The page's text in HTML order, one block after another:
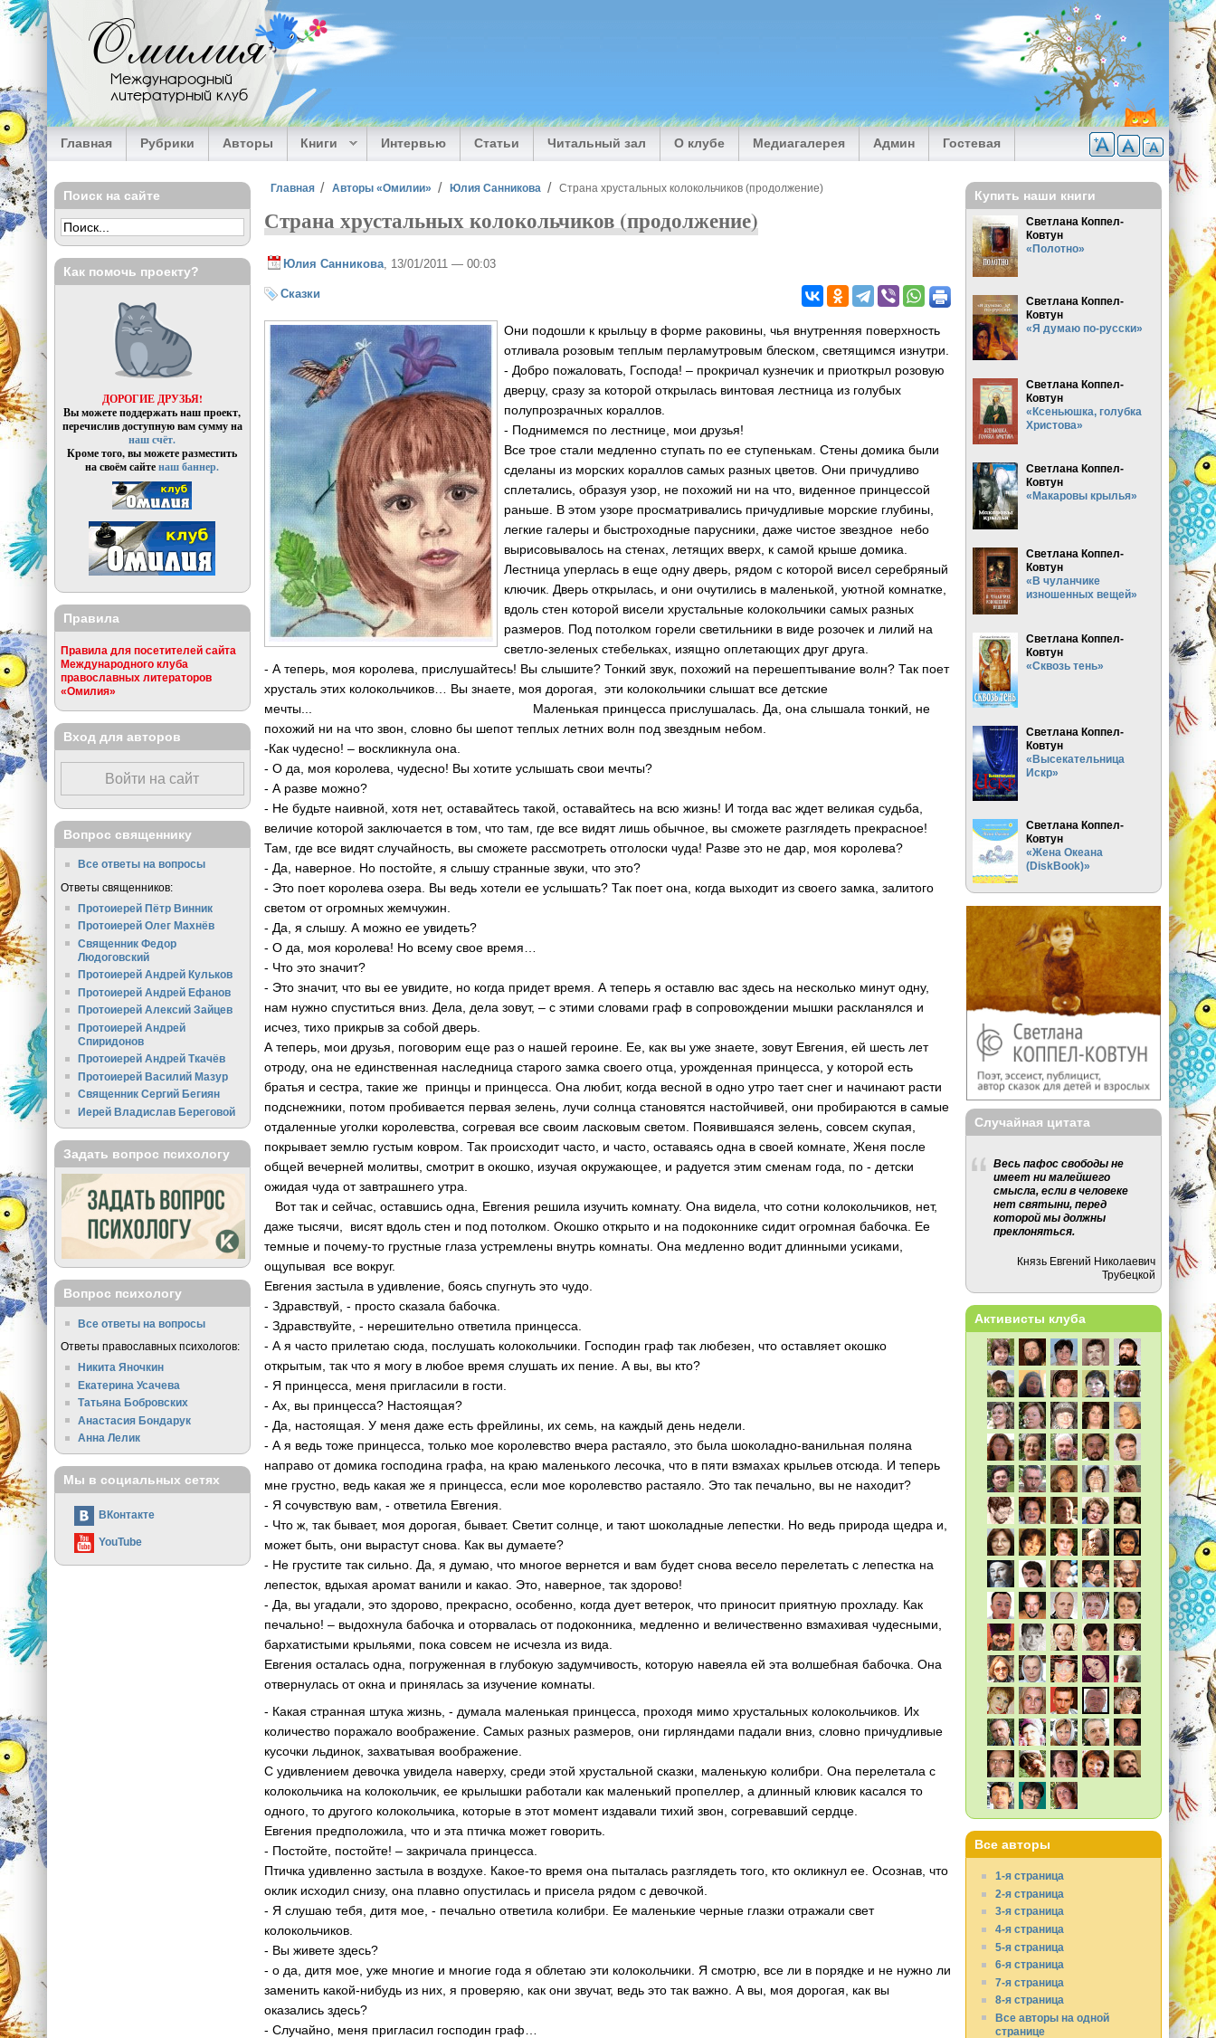
Перейти к основному содержанию
Омилия
Международный
литературный клуб
Главная Рубрики Авторы Книги Интервью Статьи Читальный зал О клубе Медиагалерея Админ Гостевая
Вы здесь
Главная Авторы «Омилии» Юлия Санникова Страна хрустальных колокольчиков (продолжение)
Страна хрустальных колокольчиков (продолжение)
Юлия Санникова , 13/01/2011 — 00:03
Сказки
Они подошли к крыльцу в форме раковины, чья внутренняя поверхность
отливала розовым теплым перламутровым блеском, светящимся изнутри.
- Добро пожаловать, Господа! – прокричал кузнечик и приоткрыл розовую
дверцу, сразу за которой открылась винтовая лестница из голубых
полупрозрачных кораллов.
- Поднимемся по лестнице, мои друзья!
Все трое стали медленно ступать по ее ступенькам. Стены домика были
сделаны из морских кораллов самых разных цветов. Они причудливо
сплетались, образуя узор, не похожий ни на что, виденное принцессой
раньше. В этом узоре просматривались причудливые морские глубины,
легкие галеры и быстроходные парусники, даже чистое звездное небо
вырисовывалось на стенах, летящих вверх, к самой крыше домика.
Лестница уперлась в еще одну дверь, рядом с которой висел серебряный
ключик. Дверь открылась, и они очутились в маленькой, уютной комнатке,
вдоль стен которой висели хрустальные колокольчики самых разных
размеров. Под потолком горели светильники в виде розочек и лилий на
светло-зеленых стебельках, изящно оплетающих друг друга.
- А теперь, моя королева, прислушайтесь! Вы слышите? Тонкий звук, похожий на перешептывание волн? Так поет
хрусталь этих колокольчиков… Вы знаете, моя дорогая, эти колокольчики слышат все детские
мечты... Маленькая принцесса прислушалась. Да, она слышала тонкий, не
похожий ни на что звон, словно бы шепот теплых летних волн под звездным небом.
-Как чудесно! – воскликнула она.
- О да, моя королева, чудесно! Вы хотите услышать свои мечты?
- А разве можно?
- Не будьте наивной, хотя нет, оставайтесь такой, оставайтесь на всю жизнь! И тогда вас ждет великая судьба,
величие которой заключается в том, что там, где все видят лишь обычное, вы сможете разглядеть прекрасное!
Там, где все видят случайность, вы сможете рассмотреть отголоски чуда! Разве это не дар, моя королева?
- Да, наверное. Но постойте, я слышу странные звуки, что это?
- Это поет королева озера. Вы ведь хотели ее услышать? Так поет она, когда выходит из своего замка, залитого
светом от огромных жемчужин.
- Да, я слышу. А можно ее увидеть?
- О да, моя королева! Но всему свое время…
- Что это значит?
- Это значит, что вы ее увидите, но когда придет время. А теперь я оставлю вас здесь на несколько минут одну,
нам нужно спуститься вниз. Дела, дела зовут, – с этими словами граф в сопровождении мышки раскланялся и
исчез, тихо прикрыв за собой дверь.
А теперь, мои друзья, поговорим еще раз о нашей героине. Ее, как вы уже знаете, зовут Евгения, ей шесть лет
отроду, она не единственная наследница старого замка своего отца, урожденная принцесса, у которой есть
братья и сестра, такие же принцы и принцесса. Она любит, когда весной в одно утро тает снег и начинают расти
подснежники, потом пробивается первая зелень, лучи солнца становятся настойчивей, они пробираются в самые
отдаленные уголки королевства, согревая все своим ласковым светом. Появившаяся зелень, совсем скупая,
покрывает землю густым ковром. Так происходит часто, и часто, оставаясь одна в своей комнате, Женя после
общей вечерней молитвы, смотрит в окошко, изучая окружающее, и радуется этим сменам года, по - детски
ожидая чуда от завтрашнего утра.
Вот так и сейчас, оставшись одна, Евгения решила изучить комнату. Она видела, что сотни колокольчиков, нет,
даже тысячи, висят вдоль стен и под потолком. Окошко открыто и на подоконнике сидит огромная бабочка. Ее
темные и почему-то грустные глаза устремлены внутрь комнаты. Она медленно водит длинными усиками,
ощупывая все вокруг.
Евгения застыла в удивление, боясь спугнуть это чудо.
- Здравствуй, - просто сказала бабочка.
- Здравствуйте, - нерешительно ответила принцесса.
- А я часто прилетаю сюда, послушать колокольчики. Господин граф так любезен, что оставляет окошко
открытым, так что я могу в любое время слушать их пение. А вы, вы кто?
- Я принцесса, меня пригласили в гости.
- Ах, вы принцесса? Настоящая?
- Да, настоящая. У меня даже есть фрейлины, их семь, на каждый день недели.
- А я ведь тоже принцесса, только мое королевство вчера растаяло, это была шоколадно-ванильная поляна
направо от домика господина графа, на краю маленького лесочка, что в пяти взмахах крыльев отсюда. И теперь
мне грустно, ведь какая же я принцесса, если мое королевство растаяло. Это так печально, вы не находит?
- Я сочувствую вам, - ответила Евгения.
- Что ж, так бывает, моя дорогая, бывает. Светит солнце, и тают шоколадные лепестки. Но ведь природа щедра и,
может быть, они вырастут снова. Как вы думаете?
- Не грустите так сильно. Да, я думаю, что многое вернется и вам будет снова весело перелетать с лепестка на
лепесток, вдыхая аромат ванили и какао. Это, наверное, так здорово!
- Да, вы угадали, это здорово, прекрасно, особенно, когда дует ветерок, что приносит приятную прохладу. Как
печально! – выдохнула бабочка и оторвалась от подоконника, медленно и величественно взмахивая чудесными,
бархатистыми крыльями, пока совсем не исчезла из вида.
Евгения осталась одна, погруженная в глубокую задумчивость, которую навеяла ей эта волшебная бабочка. Она
отвернулась от окна и принялась за изучение комнаты.
- Какая странная штука жизнь, - думала маленькая принцесса, проходя мимо хрустальных колокольчиков. Их
количество поражало воображение. Самых разных размеров, они гирляндами падали вниз, словно причудливые
кусочки льдинок, захватывая воображение.
С удивлением девочка увидела наверху, среди этой хрустальной сказки, маленькую колибри. Она перелетала с
колокольчика на колокольчик, ее крылышки работали как маленький пропеллер, а длинный клювик касался то
одного, то другого колокольчика, которые в этот момент издавали тихий звон, согревавший сердце.
Евгения предположила, что и эта птичка может говорить.
- Постойте, постойте! – закричала принцесса.
Птичка удивленно застыла в воздухе. Какое-то время она пыталась разглядеть того, кто окликнул ее. Осознав, что
оклик исходил снизу, она плавно опустилась и присела рядом с девочкой.
- Я слушаю тебя, дитя мое, - печально ответила колибри. Ее маленькие черные глазки отражали свет
колокольчиков.
- Вы живете здесь?
- о да, дитя мое, уже многие и многие года я облетаю эти колокольчики. Я смотрю, все ли в порядке и не нужно ли
заменить какой-нибудь из них, я проверяю, как они звучат, ведь это так важно. А вы, моя дорогая, как вы
оказались здесь?
- Случайно, меня пригласил господин граф…
Поиск на сайте
Как помочь проекту?
ДОРОГИЕ ДРУЗЬЯ!
Вы можете поддержать наш проект,
перечислив доступную вам сумму на
наш счёт.
Кроме того, вы можете разместить
на своём сайтенаш баннер.
Правила
Правила для посетителей сайта
Международного клуба
православных литераторов
«Омилия»
Вход для авторов
Войти на сайт
Вопрос священнику
Все ответы на вопросы
Ответы священников:
Протоиерей Пётр Винник
Протоиерей Олег Махнёв
Священник Федор
Людоговский
Протоиерей Андрей Кульков
Протоиерей Андрей Ефанов
Протоиерей Алексий Зайцев
Протоиерей Андрей
Спиридонов
Протоиерей Андрей Ткачёв
Протоиерей Василий Мазур
Священник Сергий Бегиян
Иерей Владислав Береговой
Задать вопрос психологу
Вопрос психологу
Все ответы на вопросы
Ответы православных психологов:
Никита Яночкин
Екатерина Усачева
Татьяна Бобровских
Анастасия Бондарук
Анна Лелик
Мы в социальных сетях
ВКонтакте
YouTube
Купить наши книги
Светлана Коппел-
Ковтун
«Полотно»
Светлана Коппел-
Ковтун
«Я думаю по-русски»
Светлана Коппел-
Ковтун
«Ксеньюшка, голубка
Христова»
Светлана Коппел-
Ковтун
«Макаровы крылья»
Светлана Коппел-
Ковтун
«В чуланчике
изношенных вещей»
Светлана Коппел-
Ковтун
«Сквозь тень»
Светлана Коппел-
Ковтун
«Высекательница
Искр»
Светлана Коппел-
Ковтун
«Жена Океана
(DiskBook)»
Случайная цитата
Весь пафос свободы не
имеет ни малейшего
смысла, если в человеке
нет святыни, перед
которой мы должны
преклоняться.
Князь Евгений Николаевич
Трубецкой
Активисты клуба
Все авторы
1-я страница
2-я страница
3-я страница
4-я страница
5-я страница
6-я страница
7-я страница
8-я страница
Все авторы на одной
странице